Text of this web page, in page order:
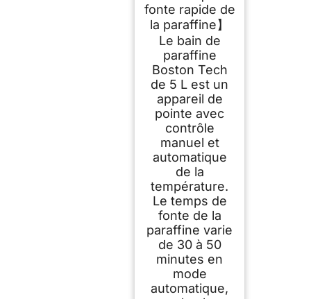
fonte rapide de
la paraffine】
Le bain de
paraffine
Boston Tech
de 5 L est un
appareil de
pointe avec
contrôle
manuel et
automatique
de la
température.
Le temps de
fonte de la
paraffine varie
de 30 à 50
minutes en
mode
automatique,